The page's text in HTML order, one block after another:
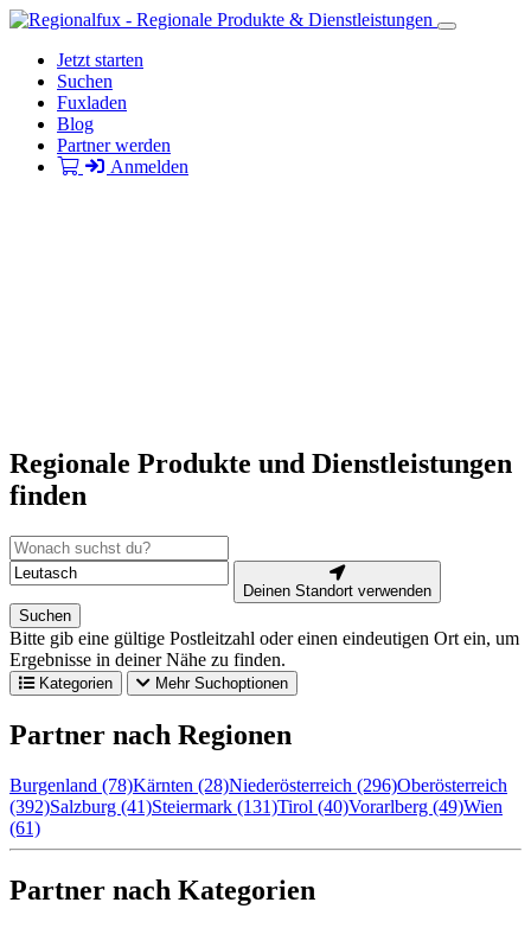
Jetzt starten
Suchen
Fuxladen
Blog
Partner werden
Anmelden
Regionale Produkte und Dienstleistungen
finden
Deinen Standort verwenden
Suchen
Bitte gib eine gültige Postleitzahl oder einen eindeutigen Ort ein, um
Ergebnisse in deiner Nähe zu finden.
Kategorien Mehr Suchoptionen
Partner nach Regionen
Burgenland (78)Kärnten (28)Niederösterreich (296)Oberösterreich
(392)Salzburg (41)Steiermark (131)Tirol (40)Vorarlberg (49)Wien
(61)
Partner nach Kategorien